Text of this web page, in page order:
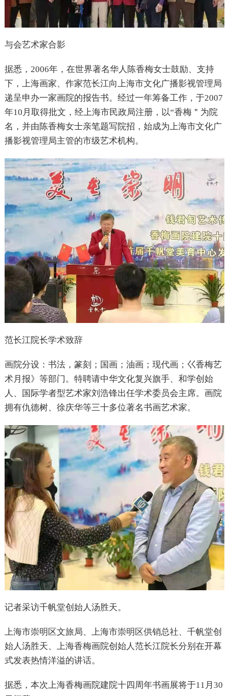
与会艺术家合影
据悉，2006年，在世界著名华人陈香梅女士鼓励、支持
下，上海画家、作家范长江向上海市文化广播影视管理局
递呈申办一家画院的报告书。经过一年筹备工作，于2007
年10月取得批文，经上海市民政局注册，以“香梅＂为院
名，并由陈香梅女士亲笔题写院招，始成为上海市文化广
播影视管理局主管的市级艺术机构。
范长江院长学术致辞
画院分设：书法，篆刻；国画；油画；现代画；巜香梅艺
术月报》等部门。特聘请中华文化复兴旗手、和学创始
人、国际学者型艺术家刘浩锋出任学术委员会主席。画院
拥有仇德树、徐庆华等三十多位著名书画艺术家。
记者采访千帆堂创始人汤胜天。
上海市崇明区文旅局、上海市崇明区供销总社、千帆堂创
始人汤胜天、上海香梅画院创始人范长江院长分别在开幕
式发表热情洋溢的讲话。
据悉，本次上海香梅画院建院十四周年书画展将于11月30